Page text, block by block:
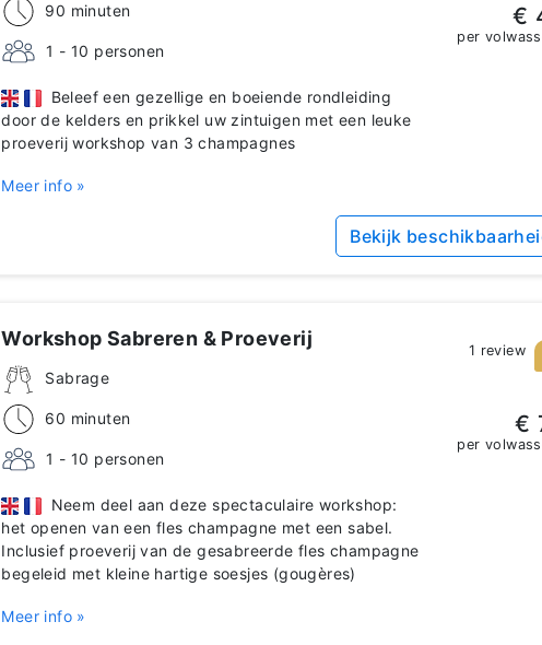
90 minuten
1 - 10 personen
Beleef een gezellige en boeiende rondleiding
door de kelders en prikkel uw zintuigen met een leuke
proeverij workshop van 3 champagnes
Meer info »
€
per
Bekijk
Workshop Sabreren & Proeverij
Sabrage
60 minuten
1 - 10 personen
Neem deel aan deze spectaculaire workshop:
het openen van een fles champagne met een sabel.
Inclusief proeverij van de gesabreerde fles champagne
begeleid met kleine hartige soesjes (gougères)
Meer info »
1 review
€
per